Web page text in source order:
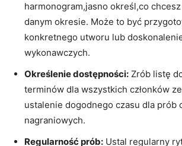
harmonogram,jasno określ,co
danym okresie. Może to być
konkretnego utworu lub
wykonawczych.
Określenie dostępności: Zrób listę
terminów dla wszystkich członków
ustalenie dogodnego czasu dla prób
nagraniowych.
Regularność prób: Ustal regularny